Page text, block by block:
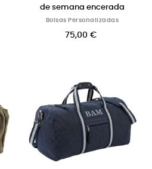
de semana encerada
Bolsas Personalizadas
75,00 €